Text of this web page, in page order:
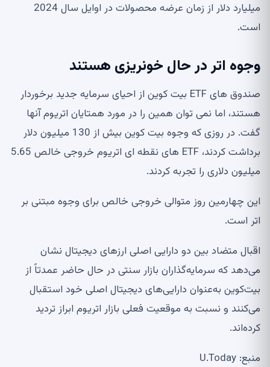
میلیارد دلار از زمان عرضه محصولات در اوایل سال 2024
است.
وجوه اتر در حال خونریزی هستند
صندوق های ETF بیت کوین از احیای سرمایه جدید برخوردار
هستند، اما نمی توان همین را در مورد همتایان اتریوم آنها
گفت. در روزی که وجوه بیت کوین بیش از 130 میلیون دلار
برداشت کردند، ETF های نقطه ای اتریوم خروجی خالص 5.65
میلیون دلاری را تجربه کردند.
این چهارمین روز متوالی خروجی خالص برای وجوه مبتنی بر
اتر است.
اقبال متضاد بین دو دارایی اصلی ارزهای دیجیتال نشان
می‌دهد که سرمایه‌گذاران بازار سنتی در حال حاضر عمدتاً از
بیت‌کوین به‌عنوان دارایی‌های دیجیتال اصلی خود استقبال
می‌کنند و نسبت به موقعیت فعلی بازار اتریوم ابراز تردید
کرده‌اند.
منبع: U.Today